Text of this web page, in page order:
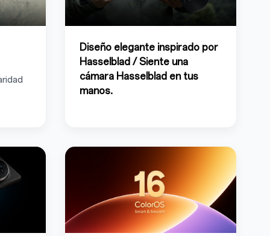
Diseño elegante inspirado por
Hasselblad / Siente una
cámara Hasselblad en tus
manos.